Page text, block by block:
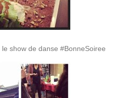
show de danse #BonneSoiree